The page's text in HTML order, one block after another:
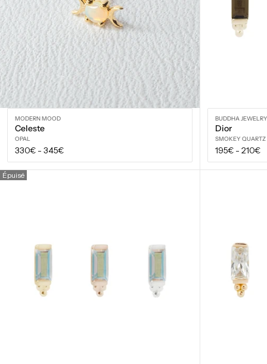
MODERN MOOD
Celeste
OPAL
Prix
régulier
330€ - 345€
VOIR LES OPTIONS
BUDDHA JEWELRY
Dior
SMOKEY QUARTZ
Prix
régulier
195€ - 210€
Épuisé